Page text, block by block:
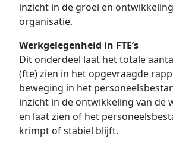
inzicht in de groei en
organisatie.
Werkgelegenheid in FTE’s
Dit onderdeel laat het totale
(fte) zien in het opgevraagde
beweging in het
inzicht in de ontwikkeling van de
en laat zien of het
krimpt of stabiel blijft.